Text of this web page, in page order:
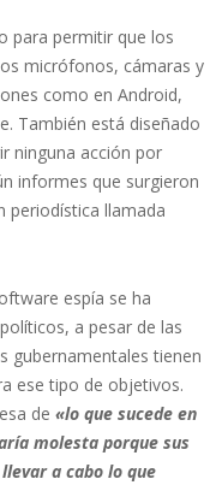
para permitir que los
micrófonos, cámaras y
como en Android,
También está diseñado
ninguna acción por
informes que surgieron
periodística llamada
espía se ha
a pesar de las
gubernamentales tienen
ese tipo de objetivos.
de «lo que sucede en
molesta porque sus
a cabo lo que